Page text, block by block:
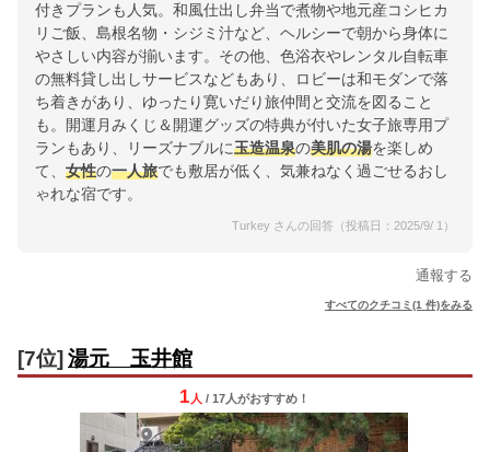
付きプランも人気。和風仕出し弁当で煮物や地元産コシヒカ
リご飯、島根名物・シジミ汁など、ヘルシーで朝から身体に
やさしい内容が揃います。その他、色浴衣やレンタル自転車
の無料貸し出しサービスなどもあり、ロビーは和モダンで落
ち着きがあり、ゆったり寛いだり旅仲間と交流を図ること
も。開運月みくじ＆開運グッズの特典が付いた女子旅専用プ
ランもあり、リーズナブルに玉造温泉の美肌の湯を楽しめ
て、 女性の一人旅でも敷居が低く、気兼ねなく過ごせるおし
ゃれな宿です。
Turkey さんの回答（投稿日：2025/9/ 1）
通報する
すべてのクチコミ(1 件)をみる
[7位] 湯元 玉井館
1 人 / 17人がおすすめ！